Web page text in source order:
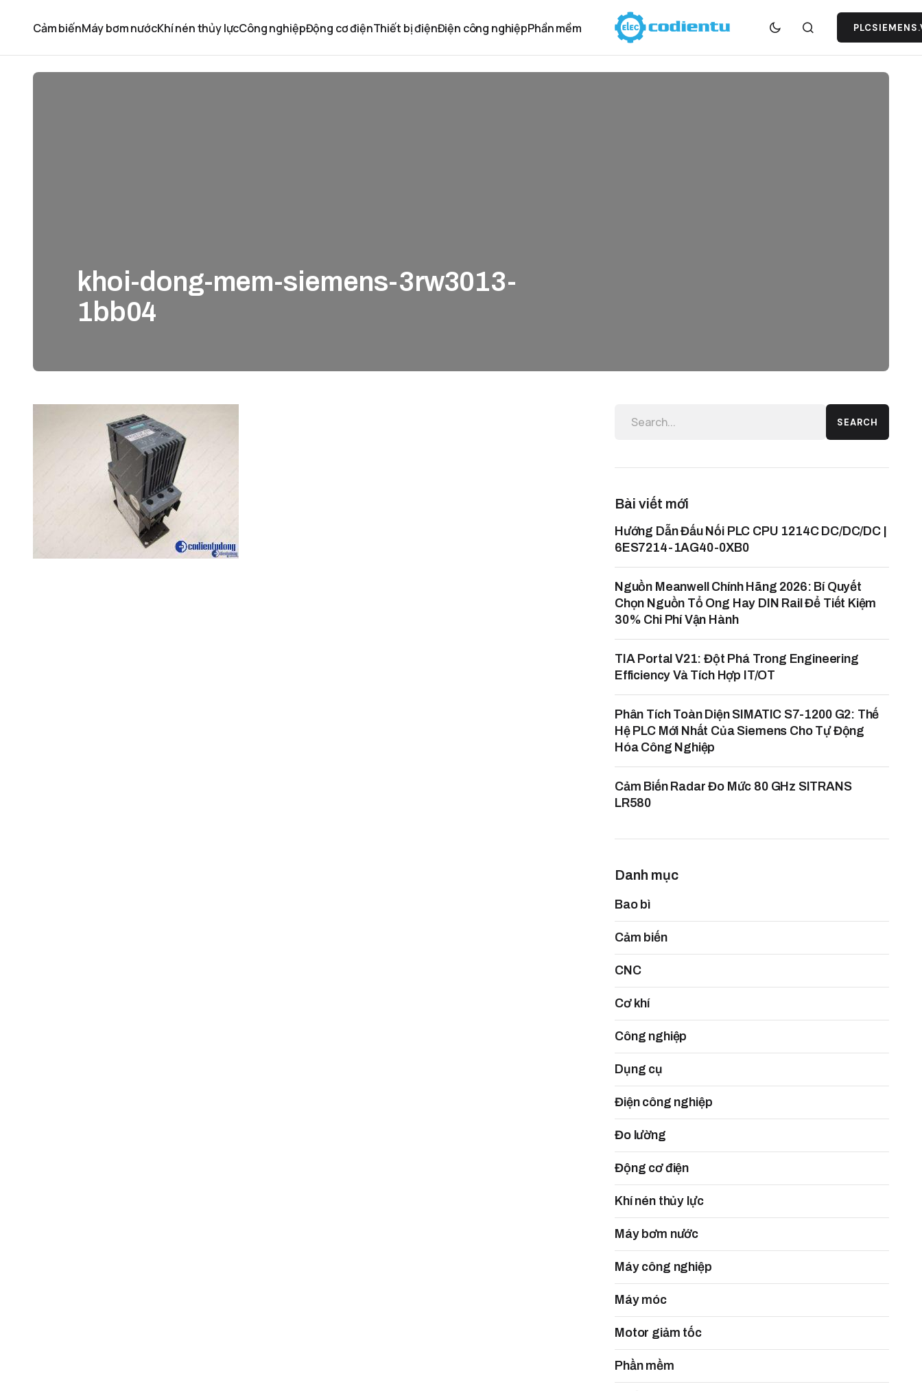
Cảm biếnMáy bơm nướcKhí nén thủy lựcCông nghiệpĐộng cơ điệnThiết bị điệnĐiện công nghiệpPhần mềm
khoi-dong-mem-siemens-3rw3013-
1bb04
SEARCH
Bài viết mới
Hướng Dẫn Đấu Nối PLC CPU 1214C DC/DC/DC |
6ES7214-1AG40-0XB0
Nguồn Meanwell Chính Hãng 2026: Bí Quyết
Chọn Nguồn Tổ Ong Hay DIN Rail Để Tiết Kiệm
30% Chi Phí Vận Hành
TIA Portal V21: Đột Phá Trong Engineering
Efficiency Và Tích Hợp IT/OT
Phân Tích Toàn Diện SIMATIC S7-1200 G2: Thế
Hệ PLC Mới Nhất Của Siemens Cho Tự Động
Hóa Công Nghiệp
Cảm Biến Radar Đo Mức 80 GHz SITRANS
LR580
Danh mục
Bao bì
Cảm biến
CNC
Cơ khí
Công nghiệp
Dụng cụ
Điện công nghiệp
Đo lường
Động cơ điện
Khí nén thủy lực
Máy bơm nước
Máy công nghiệp
Máy móc
Motor giảm tốc
Phần mềm